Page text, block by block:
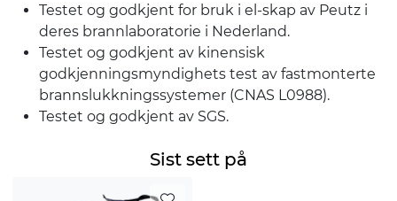
Testet og godkjent for bruk i el-skap av Peutz i
deres brannlaboratorie i Nederland.
Testet og godkjent av kinensisk
godkjenningsmyndighets test av fastmonterte
brannslukkningssystemer (CNAS L0988).
Testet og godkjent av SGS.
Sist sett på